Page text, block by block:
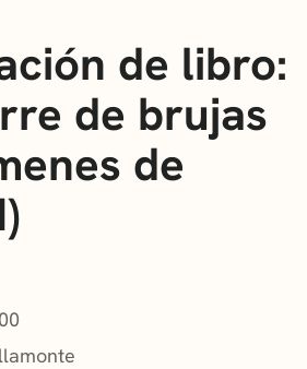
de libro:
de brujas
de